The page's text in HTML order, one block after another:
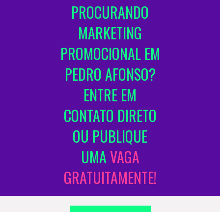
PROCURANDO
MARKETING
PROMOCIONAL EM
PEDRO AFONSO?
ENTRE EM
CONTATO DIRETO
OU PUBLIQUE
UMAVAGA
GRATUITAMENTE!